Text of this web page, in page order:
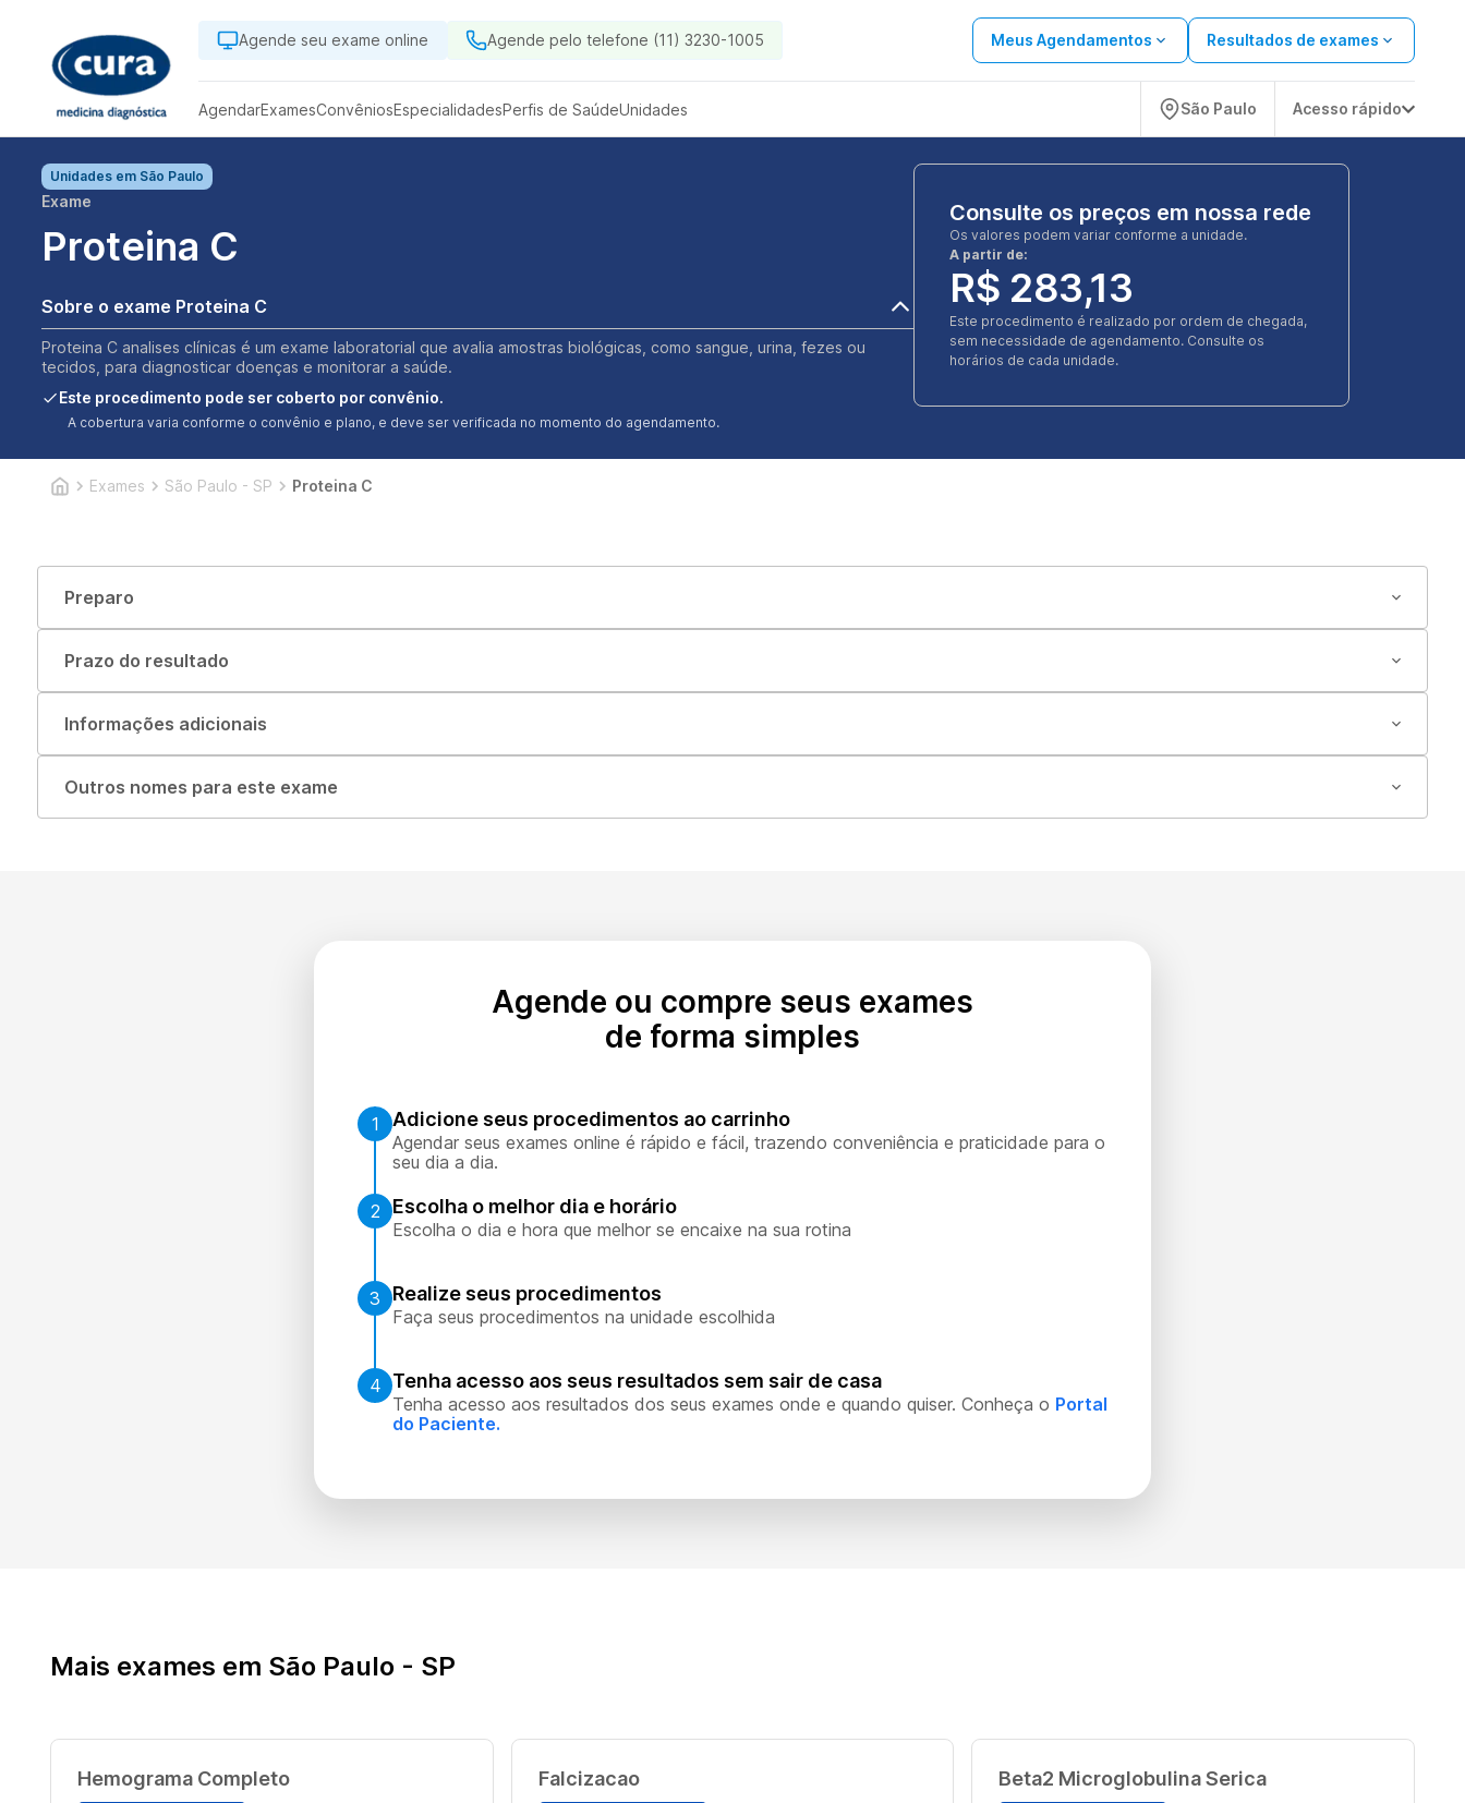
Agende seu exame online Agende pelo telefone (11) 3230-1005 Meus Agendamentos Resultados de exames
AgendarExamesConvêniosEspecialidadesPerfis de SaúdeUnidades São Paulo Acesso rápido
Unidades em São Paulo
Exame
Proteina C
Sobre o exame Proteina C
Proteina C analises clínicas é um exame laboratorial que avalia amostras biológicas, como sangue, urina, fezes ou
tecidos, para diagnosticar doenças e monitorar a saúde.
Este procedimento pode ser coberto por convênio.
A cobertura varia conforme o convênio e plano, e deve ser verificada no momento do agendamento.
Consulte os preços em nossa rede
Os valores podem variar conforme a unidade.
A partir de:
R$ 283,13
Este procedimento é realizado por ordem de chegada,
sem necessidade de agendamento. Consulte os
horários de cada unidade.
Exames São Paulo - SP Proteina C
Preparo
Prazo do resultado
Informações adicionais
Outros nomes para este exame
Agende ou compre seus exames
de forma simples
1 Adicione seus procedimentos ao carrinho
Agendar seus exames online é rápido e fácil, trazendo conveniência e praticidade para o
seu dia a dia.
2 Escolha o melhor dia e horário
Escolha o dia e hora que melhor se encaixe na sua rotina
3 Realize seus procedimentos
Faça seus procedimentos na unidade escolhida
4 Tenha acesso aos seus resultados sem sair de casa
Tenha acesso aos resultados dos seus exames onde e quando quiser. Conheça o Portal
do Paciente.
Mais exames em São Paulo - SP
Hemograma Completo Falcizacao Beta2 Microglobulina Serica